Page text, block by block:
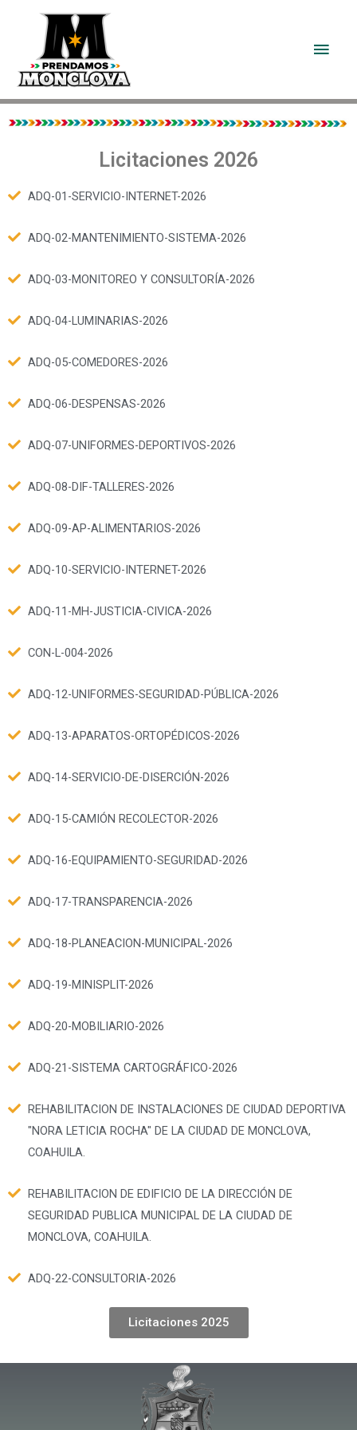
Licitaciones 2026
ADQ-01-SERVICIO-INTERNET-2026
ADQ-02-MANTENIMIENTO-SISTEMA-2026
ADQ-03-MONITOREO Y CONSULTORÍA-2026
ADQ-04-LUMINARIAS-2026
ADQ-05-COMEDORES-2026
ADQ-06-DESPENSAS-2026
ADQ-07-UNIFORMES-DEPORTIVOS-2026
ADQ-08-DIF-TALLERES-2026
ADQ-09-AP-ALIMENTARIOS-2026
ADQ-10-SERVICIO-INTERNET-2026
ADQ-11-MH-JUSTICIA-CIVICA-2026
CON-L-004-2026
ADQ-12-UNIFORMES-SEGURIDAD-PÚBLICA-2026
ADQ-13-APARATOS-ORTOPÉDICOS-2026
ADQ-14-SERVICIO-DE-DISERCIÓN-2026
ADQ-15-CAMIÓN RECOLECTOR-2026
ADQ-16-EQUIPAMIENTO-SEGURIDAD-2026
ADQ-17-TRANSPARENCIA-2026
ADQ-18-PLANEACION-MUNICIPAL-2026
ADQ-19-MINISPLIT-2026
ADQ-20-MOBILIARIO-2026
ADQ-21-SISTEMA CARTOGRÁFICO-2026
REHABILITACION DE INSTALACIONES DE CIUDAD DEPORTIVA
"NORA LETICIA ROCHA" DE LA CIUDAD DE MONCLOVA,
COAHUILA.
REHABILITACION DE EDIFICIO DE LA DIRECCIÓN DE
SEGURIDAD PUBLICA MUNICIPAL DE LA CIUDAD DE
MONCLOVA, COAHUILA.
ADQ-22-CONSULTORIA-2026
Licitaciones 2025